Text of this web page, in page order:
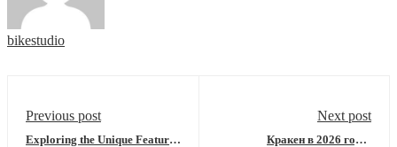
bikestudio
Previous post
Exploring the Unique Features
Next post
Кракен в 2026 году: